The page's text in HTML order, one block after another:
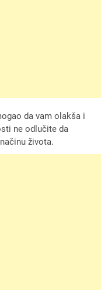
da vam olakša i
ne odlučite da
života.